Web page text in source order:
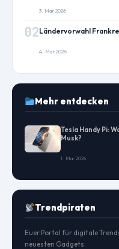
3. Mar 2026
02Ländervorwahl
4. Mar 2026
Mehr entdecken
Tesla Handy Pi:
Musk?
1. Mar 2026
Trendpiraten
Euer Portal für digitale
neuesten Gadgets.